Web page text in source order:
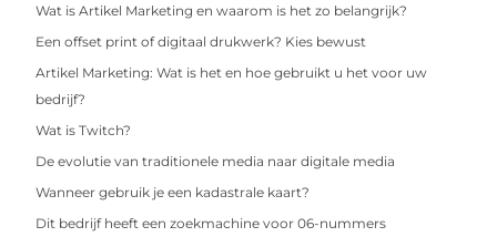
Wat is Artikel Marketing en waarom is het zo belangrijk?
Een offset print of digitaal drukwerk? Kies bewust
Artikel Marketing: Wat is het en hoe gebruikt u het voor uw
bedrijf?
Wat is Twitch?
De evolutie van traditionele media naar digitale media
Wanneer gebruik je een kadastrale kaart?
Dit bedrijf heeft een zoekmachine voor 06-nummers